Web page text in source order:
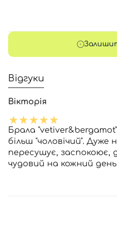
Відгуки
Вікторія
Брала
більш "чоловічий". Дуже
пересушує, заспокоює,
чудовий на кожний день